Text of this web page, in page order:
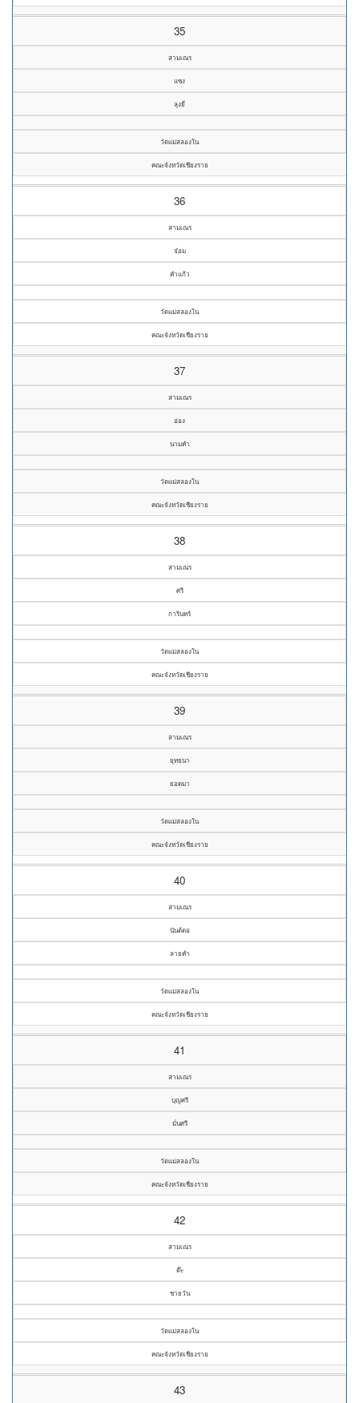
35
สามเณร
แซง
ลุงยี่
วัดแม่สลองใน
คณะจังหวัดเชียงราย
36
สามเณร
จ๋อม
คำแก้ว
วัดแม่สลองใน
คณะจังหวัดเชียงราย
37
สามเณร
อ่อง
นามคำ
วัดแม่สลองใน
คณะจังหวัดเชียงราย
38
สามเณร
ศรี
การินทร์
วัดแม่สลองใน
คณะจังหวัดเชียงราย
39
สามเณร
ยุทธนา
ยอดมา
วัดแม่สลองใน
คณะจังหวัดเชียงราย
40
สามเณร
นันต์ตอ
ลายคำ
วัดแม่สลองใน
คณะจังหวัดเชียงราย
41
สามเณร
บุญศรี
มั่นศรี
วัดแม่สลองใน
คณะจังหวัดเชียงราย
42
สามเณร
ต๊ะ
ชายวัน
วัดแม่สลองใน
คณะจังหวัดเชียงราย
43